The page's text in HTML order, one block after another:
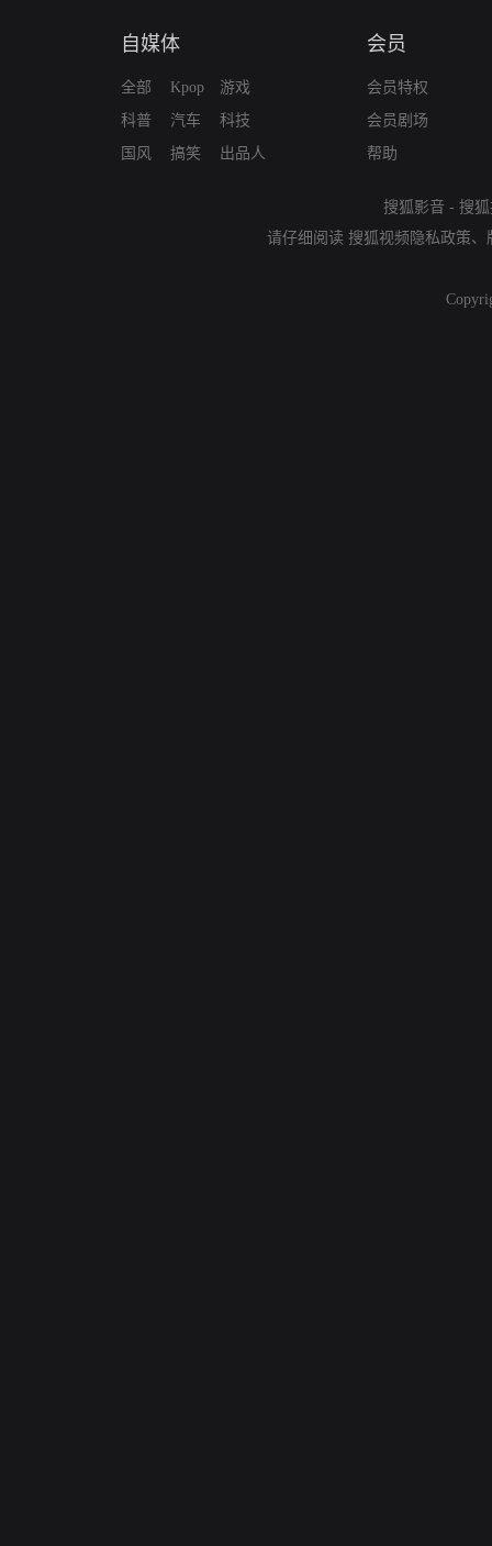
自媒体
全部
科普
国风
Kpop
汽车
搞笑
游戏
科技
出品人
会员
会员特权
会员剧场
帮助
搜狐影音 - 搜
请仔细阅读 搜狐视频隐私政策、